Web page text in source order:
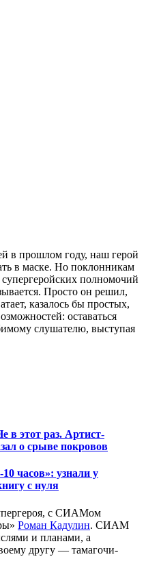
в прошлом году, наш герой
в маске. Но поклонникам
полномочий
Просто он решил,
казалось бы простых,
оставаться
слушателю, выступая
в этот раз. Артист-
о срыве покровов
часов»: узнали у
с нуля
с СИАМом
Роман Кадулин. СИАМ
и планами, а
другу — тамагочи-